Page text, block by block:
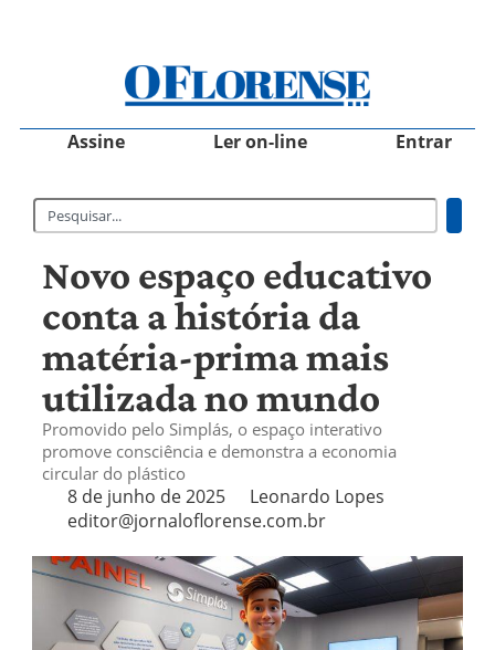
Assine Ler on-line Entrar
Novo espaço educativo
conta a história da
matéria-prima mais
utilizada no mundo
Promovido pelo Simplás, o espaço interativo
promove consciência e demonstra a economia
circular do plástico
8 de junho de 2025
Leonardo Lopes
editor@jornaloflorense.com.br